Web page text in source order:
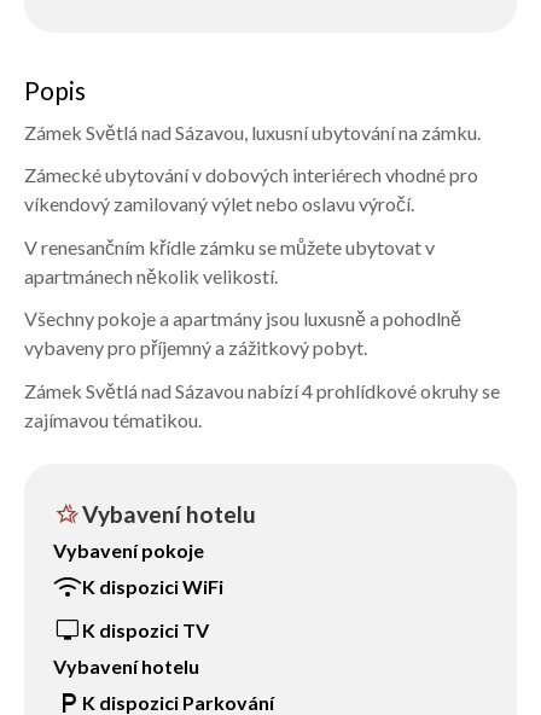
Popis
Zámek Světlá nad Sázavou, luxusní ubytování na zámku.
Zámecké ubytování v dobových interiérech vhodné pro
víkendový zamilovaný výlet nebo oslavu výročí.
V renesančním křídle zámku se můžete ubytovat v
apartmánech několik velikostí.
Všechny pokoje a apartmány jsou luxusně a pohodlně
vybaveny pro příjemný a zážitkový pobyt.
Zámek Světlá nad Sázavou nabízí 4 prohlídkové okruhy se
zajímavou tématikou.
hotel_classVybavení hotelu
Vybavení pokoje
wifiK dispozici WiFi
tv K dispozici TV
Vybavení hotelu
local_parking K dispozici Parkování